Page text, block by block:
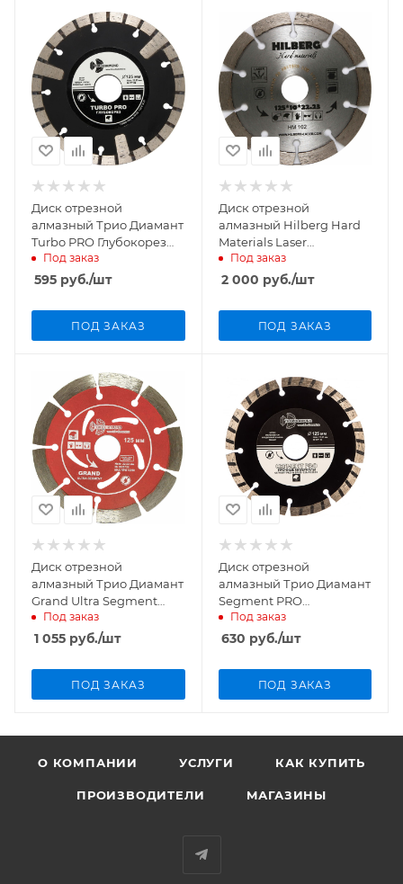
Диск отрезной
алмазный Трио Диамант
Turbo PRO Глубокорез
125мм/22,23мм/2,5мм,
TP152
Под заказ
595 руб./шт
ПОД ЗАКАЗ
Диск отрезной
алмазный Hilberg Hard
Materials Laser
125мм/22,23мм/2,1мм,
HM102
Под заказ
2 000 руб./шт
ПОД ЗАКАЗ
Диск отрезной
алмазный Трио Диамант
Grand Ultra Segment
125мм/22,23мм/2,0мм,
GUS722
Под заказ
1 055 руб./шт
ПОД ЗАКАЗ
Диск отрезной
алмазный Трио Диамант
Segment PRO
125мм/22,23мм/2,3мм,
SP152
Под заказ
630 руб./шт
ПОД ЗАКАЗ
О КОМПАНИИ УСЛУГИ КАК КУПИТЬ
ПРОИЗВОДИТЕЛИ МАГАЗИНЫ